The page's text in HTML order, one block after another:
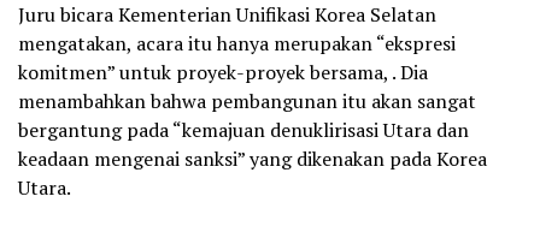
Juru bicara Kementerian Unifikasi Korea Selatan
mengatakan, acara itu hanya merupakan “ekspresi
komitmen” untuk proyek-proyek bersama, . Dia
menambahkan bahwa pembangunan itu akan sangat
bergantung pada “kemajuan denuklirisasi Utara dan
keadaan mengenai sanksi” yang dikenakan pada Korea
Utara.